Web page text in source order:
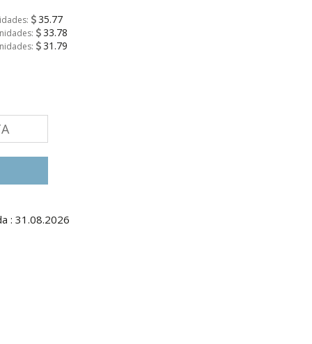
35.77
33.78
31.79
: 31.08.2026